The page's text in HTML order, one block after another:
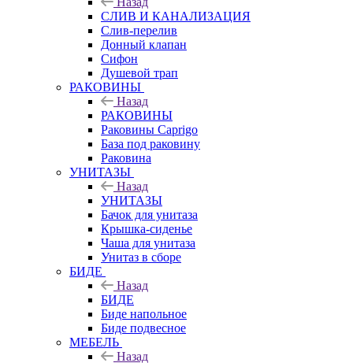
СЛИВ И КАНАЛИЗАЦИЯ
Слив-перелив
Донный клапан
Сифон
Душевой трап
РАКОВИНЫ
Назад
РАКОВИНЫ
Раковины Caprigo
База под раковину
Раковина
УНИТАЗЫ
Назад
УНИТАЗЫ
Бачок для унитаза
Крышка-сиденье
Чаша для унитаза
Унитаз в сборе
БИДЕ
Назад
БИДЕ
Биде напольное
Биде подвесное
МЕБЕЛЬ
Назад